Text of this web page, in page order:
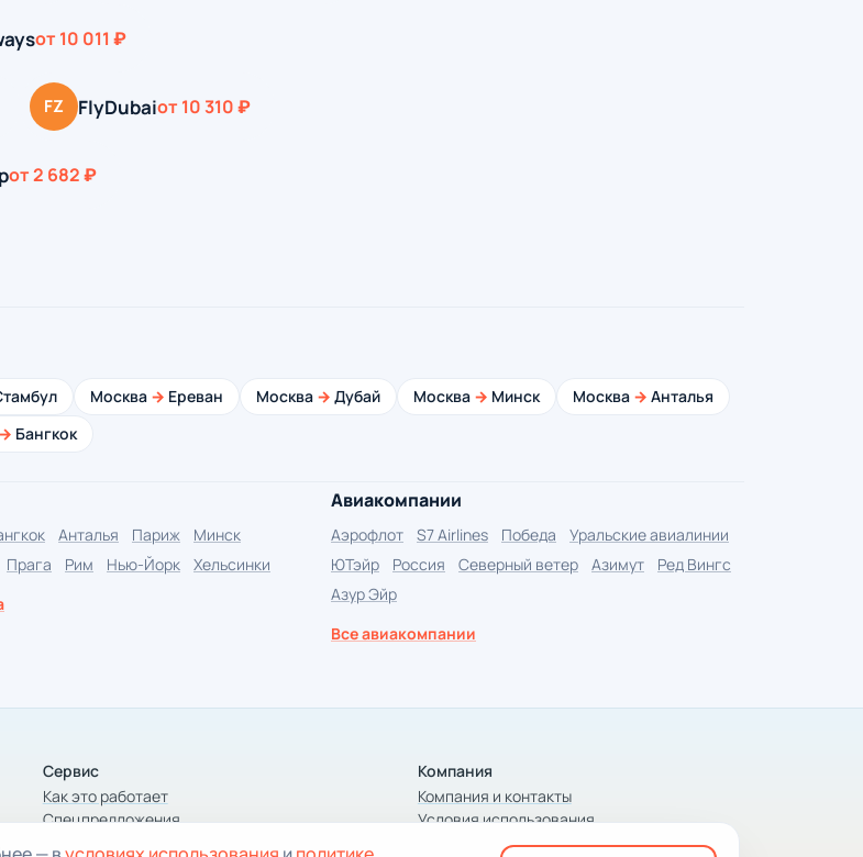
от 10 011 ₽
FZ FlyDubaiот 10 310 ₽
от 2 682 ₽
Москва → Ереван Москва → Дубай Москва → Минск Москва → Анталья
→ Бангкок
Анталья Париж
Минск
Прага Рим Нью-Йорк
Хельсинки
Авиакомпании
Аэрофлот S7 Airlines Победа
Уральские авиалинии
ЮТэйр
Россия Северный ветер Азимут
Ред Вингс
Азур Эйр
Все авиакомпании
Сервис
Как это работает
Спецпредложения
Компания
Компания и контакты
Условия использования
Конфиденциальность